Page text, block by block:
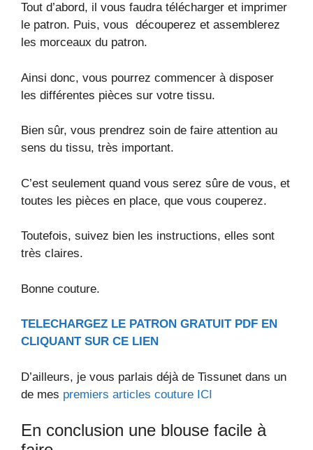
Tout d’abord, il vous faudra télécharger et imprimer
le patron. Puis, vous découperez et assemblerez
les morceaux du patron.
Ainsi donc, vous pourrez commencer à disposer
les différentes pièces sur votre tissu.
Bien sûr, vous prendrez soin de faire attention au
sens du tissu, très important.
C’est seulement quand vous serez sûre de vous, et
toutes les pièces en place, que vous couperez.
Toutefois, suivez bien les instructions, elles sont
très claires.
Bonne couture.
TELECHARGEZ LE PATRON GRATUIT PDF EN
CLIQUANT SUR CE LIEN
D’ailleurs, je vous parlais déjà de Tissunet dans un
de mes premiers articles couture ICI
En conclusion une blouse facile à